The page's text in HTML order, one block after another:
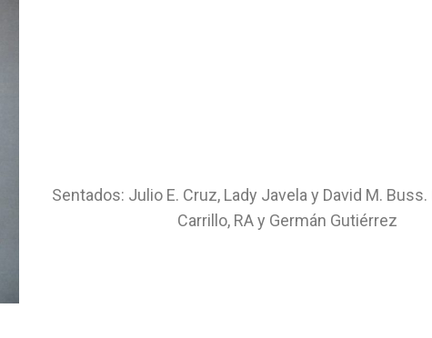
Sentados: Julio E. Cruz, Lady Javela y David M. Buss.
Carrillo, RA y Germán Gutiérrez